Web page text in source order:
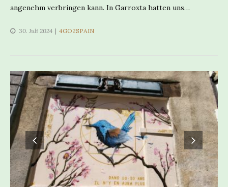
angenehm verbringen kann. In Garroxta hatten uns…
30. Juli 2024 CATEGORIES
4GO2SPAIN